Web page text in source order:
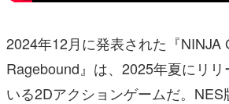
2024年12月に発表された『NINJA
Ragebound』は、2025年夏にリ
いる2Dアクションゲームだ。NES